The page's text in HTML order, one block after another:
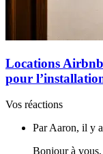
Locations
pour
Vos réactions
Par Aaron, il y
Bonjour à vous,